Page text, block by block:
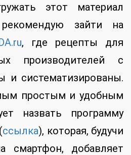
этот материал
рекомендую зайти на
, где рецепты для
производителей с
и систематизированы.
простым и удобным
назвать программу
(ссылка), которая, будучи
смартфон, добавляет